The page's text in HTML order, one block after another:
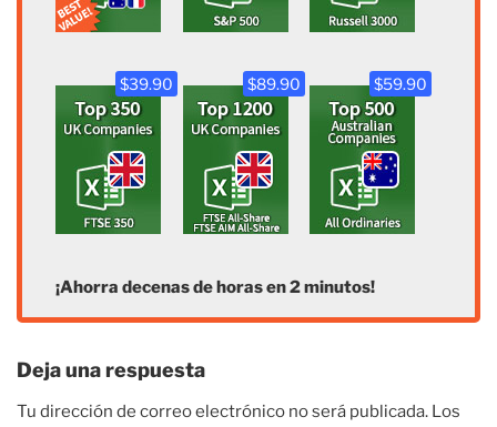
$39.90 $89.90 $59.90
¡Ahorra decenas de horas en 2 minutos!
Deja una respuesta
Tu dirección de correo electrónico no será publicada. Los